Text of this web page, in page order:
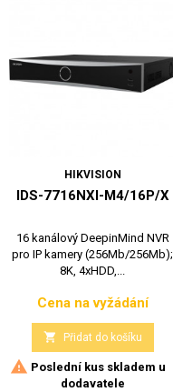
HIKVISION
IDS-7716NXI-M4/16P/X
16 kanálový DeepinMind NVR
pro IP kamery (256Mb/256Mb);
8K, 4xHDD,...
Cena
Cena na vyžádání
 Přidat do košíku
 Poslední kus skladem u
dodavatele